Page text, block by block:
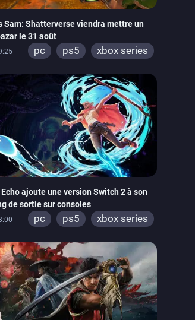
Sam: Shatterverse viendra mettre un
le 31 août
pc ps5 xbox series
ajoute une version Switch 2 à son
de sortie sur consoles
pc ps5 xbox series